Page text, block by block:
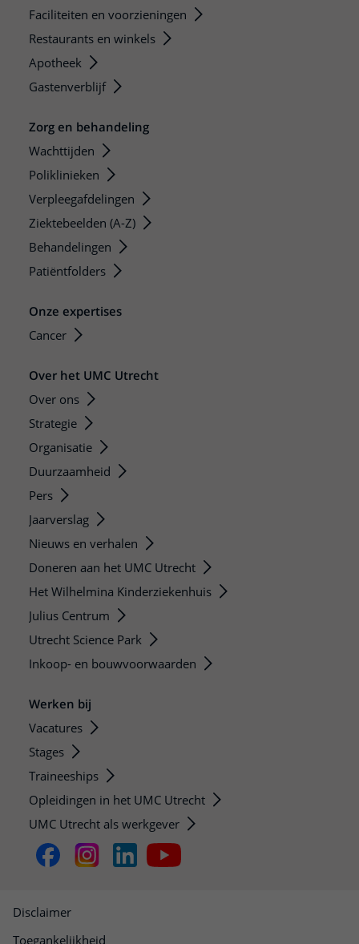
Faciliteiten en voorzieningen
Restaurants en winkels
Apotheek
Gastenverblijf
Zorg en behandeling
Wachttijden
Poliklinieken
Verpleegafdelingen
Ziektebeelden (A-Z)
Behandelingen
Patiëntfolders
Onze expertises
Cancer
Over het UMC Utrecht
Over ons
Strategie
Organisatie
Duurzaamheid
Pers
Jaarverslag
Nieuws en verhalen
Doneren aan het UMC Utrecht
Het Wilhelmina Kinderziekenhuis
Julius Centrum
Utrecht Science Park
Inkoop- en bouwvoorwaarden
Werken bij
Vacatures
Stages
Traineeships
Opleidingen in het UMC Utrecht
UMC Utrecht als werkgever
Disclaimer
Toegankelijkheid